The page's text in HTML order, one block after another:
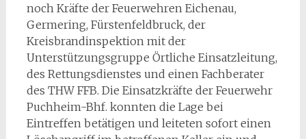
noch Kräfte der Feuerwehren Eichenau,
Germering, Fürstenfeldbruck, der
Kreisbrandinspektion mit der
Unterstützungsgruppe Örtliche Einsatzleitung,
des Rettungsdienstes und einen Fachberater
des THW FFB. Die Einsatzkräfte der Feuerwehr
Puchheim-Bhf. konnten die Lage bei
Eintreffen betätigen und leiteten sofort einen